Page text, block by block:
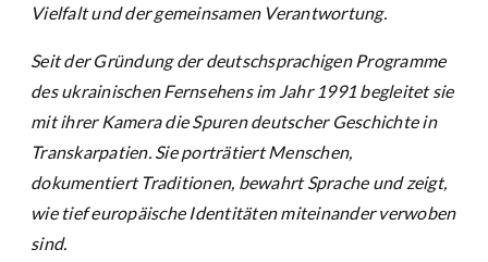
Vielfalt und der gemeinsamen Verantwortung.
Seit der Gründung der deutschsprachigen Programme
des ukrainischen Fernsehens im Jahr 1991 begleitet sie
mit ihrer Kamera die Spuren deutscher Geschichte in
Transkarpatien. Sie porträtiert Menschen,
dokumentiert Traditionen, bewahrt Sprache und zeigt,
wie tief europäische Identitäten miteinander verwoben
sind.